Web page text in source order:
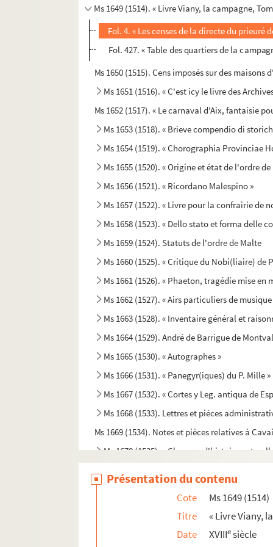
Ms 1649 (1514). « Livre Viany, la campagne,
Fol. 4. « Les censes de la directe du prieuré
Fol. 427. « Table des quartiers de la
Ms 1650 (1515). Cens imposés sur des
Ms 1651 (1516). « C'est icy le livre des
Ms 1652 (1517). « Le carnaval d'Aix, fantaisie
Ms 1653 (1518). « Brieve compendio di
Ms 1654 (1519). « Chorographia Provinciae
Ms 1655 (1520). « Origine et état de l'ordre
Ms 1656 (1521). « Ricordano Malespino »
Ms 1657 (1522). « Livre pour la confrairie de
Ms 1658 (1523). « Dello stato et forma delle
Ms 1659 (1524). Statuts de l'ordre de Malte
Ms 1660 (1525). « Critique du Nobi(liaire) de
Ms 1661 (1526). « Phaeton, tragédie mise
Ms 1662 (1527). « Airs particuliers de
Ms 1663 (1528). « Inventaire général et
Ms 1664 (1529). André de Barrigue de
Ms 1665 (1530). « Autographes »
Ms 1666 (1531). « Panegyr(iques) du P. Mille
Ms 1667 (1532). « Cortes y Leg. antiqua de
Ms 1668 (1533). Lettres et pièces
Ms 1669 (1534). Notes et pièces relatives à
Ms 1670 (1535). « Glanures d'histoire
Ms 1672 (1537). « Essai historique sur la ville
Présentation du contenu
Cote
Ms 1649 (1514)
Titre
« Livre Viany,
Date
XVIIIesiècle